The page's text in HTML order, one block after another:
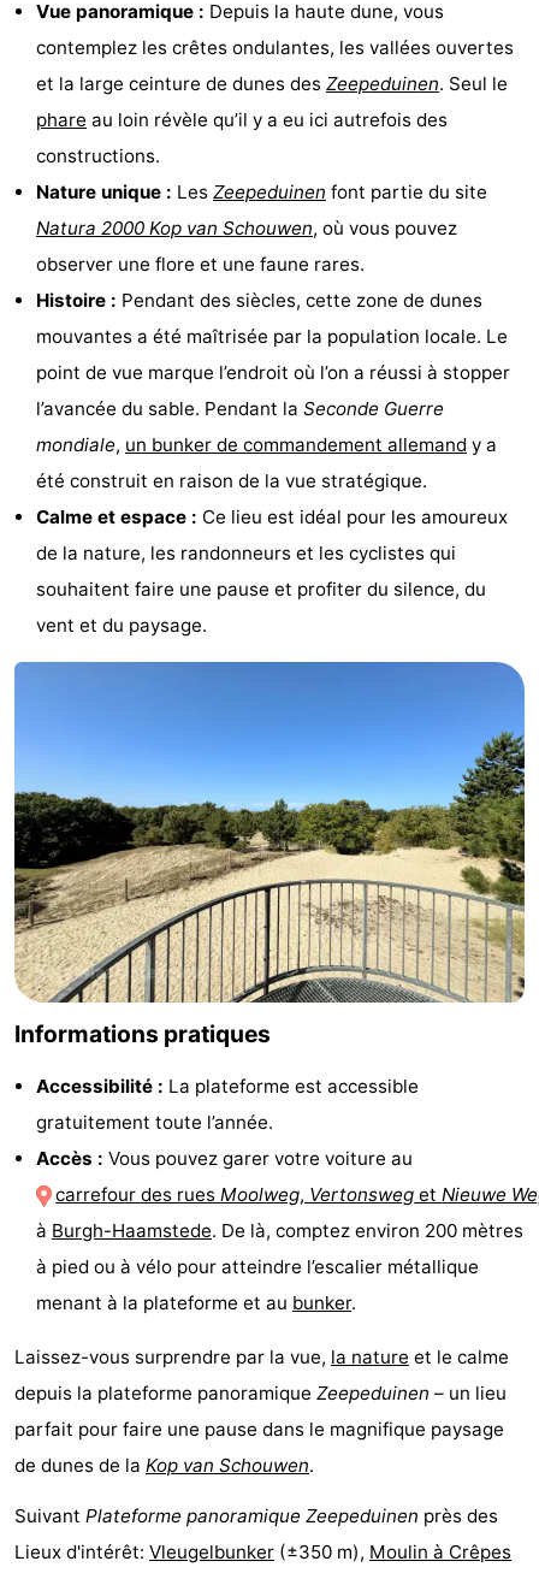
Haamstede
Résidence
Hof
van
Haamstede
Schouwen
Schouwse
Valleien
Soeten
Haert
Wijde
Blick
Zeeland
Village
Zeeuwse
Kust
Zonnedorp
Hof
van
Haamstede
Hôtels
Last
minutes
Plages
Voir
Musées
-
Monuments
-
Églises
-
Moulins
-
vue
Croisières
de
Aires
intérieures
de
golf
de
être
Villages
villes
Visites
guidées
Sports
Vue panoramique : Depuis la haute dune, vous
contemplez les crêtes ondulantes, les vallées ouvertes
et la large ceinture de dunes des Zeepeduinen. Seul le
phare au loin révèle qu’il y a eu ici autrefois des
constructions.
Nature unique : Les Zeepeduinen font partie du site
Natura 2000 Kop van Schouwen, où vous pouvez
observer une flore et une faune rares.
Histoire : Pendant des siècles, cette zone de dunes
mouvantes a été maîtrisée par la population locale. Le
point de vue marque l’endroit où l’on a réussi à stopper
l’avancée du sable. Pendant la Seconde Guerre
mondiale, un bunker de commandement allemand y a
été construit en raison de la vue stratégique.
Calme et espace : Ce lieu est idéal pour les amoureux
de la nature, les randonneurs et les cyclistes qui
souhaitent faire une pause et profiter du silence, du
vent et du paysage.
Informations pratiques
Accessibilité : La plateforme est accessible
gratuitement toute l’année.
Accès : Vous pouvez garer votre voiture au
carrefour des ruesMoolweg, Vertonsweg etNieuwe
à Burgh-Haamstede. De là, comptez environ 200 mètres
à pied ou à vélo pour atteindre l’escalier métallique
menant à la plateforme et au bunker.
Laissez-vous surprendre par la vue, la nature et le calme
depuis la plateforme panoramique Zeepeduinen – un lieu
parfait pour faire une pause dans le magnifique paysage
de dunes de la Kop van Schouwen.
Suivant Plateforme panoramique Zeepeduinen près des
Lieux d'intérêt: Vleugelbunker (±350 m), Moulin à Crêpes